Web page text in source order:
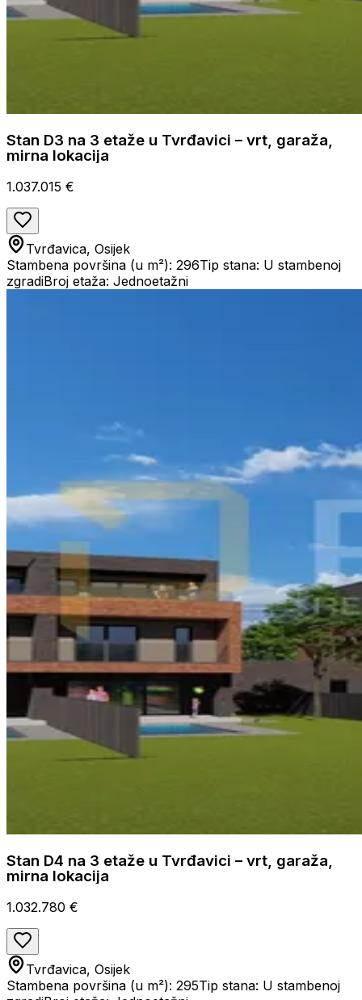
Stan D3 na 3 etaže u Tvrđavici – vrt, garaža,
mirna lokacija
1.037.015 €
Tvrđavica, Osijek
Stambena površina (u m²): 296Tip stana: U stambenoj
zgradiBroj etaža: Jednoetažni
Stan D4 na 3 etaže u Tvrđavici – vrt, garaža,
mirna lokacija
1.032.780 €
Tvrđavica, Osijek
Stambena površina (u m²): 295Tip stana: U stambenoj